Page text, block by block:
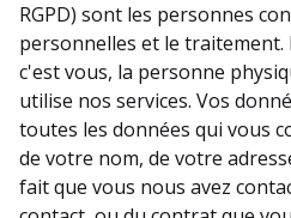
RGPD) sont les personnes
personnelles et le traitement.
c'est vous, la personne
utilise nos services. Vos
toutes les données qui vous
de votre nom, de votre
fait que vous nous avez